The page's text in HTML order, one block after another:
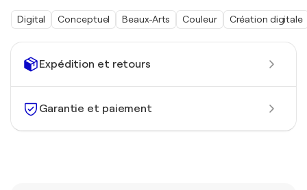
Expédition et retours
Garantie et paiement
Digital Conceptuel Beaux-Arts Couleur Création digitale